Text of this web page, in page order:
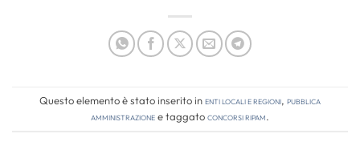
Questo elemento è stato inserito inEnti locali e regioni, Pubblica
amministrazionee taggatoConcorsi RIPAM.